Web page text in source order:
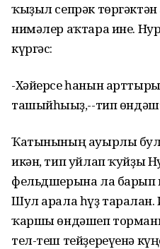
ҡыҙыл сепрәк
нимәлер аҡтара ине.
күргәс:
-Хәйерсе һанын
ташыйһығыҙ,--тип
Ҡатынының ауырлы
икән, тип уйлап ҡуйҙы
фельдшерына ла барып
Шул арала һүҙ таралған.
ҡаршы өндәшеп
тел-теш тейҙереүенә